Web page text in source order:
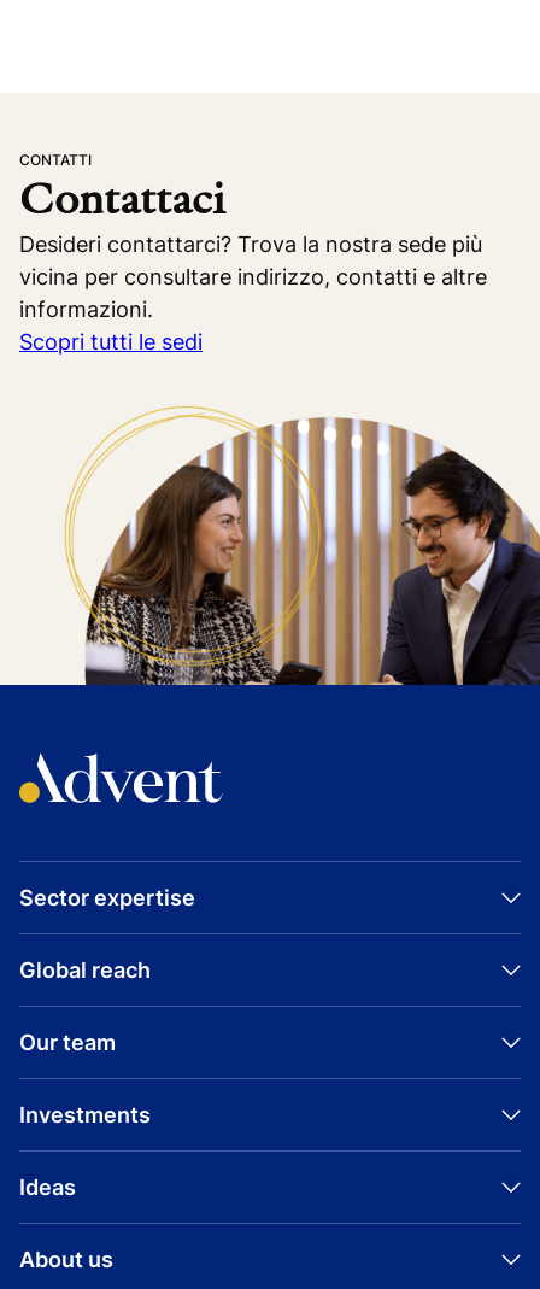
CONTATTI
Contattaci
Desideri contattarci? Trova la nostra sede più
vicina per consultare indirizzo, contatti e altre
informazioni.
Scopri tutti le sedi
Sector expertise
Global reach
Our team
Investments
Ideas
About us